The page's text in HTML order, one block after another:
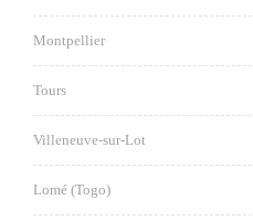
Montpellier
Tours
Villeneuve-sur-Lot
Lomé (Togo)